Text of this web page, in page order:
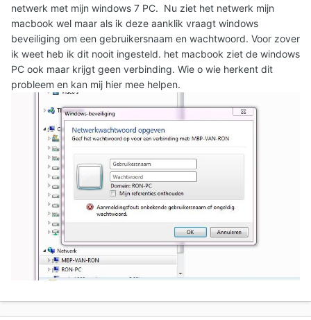
netwerk met mijn windows 7 PC. Nu ziet het netwerk mijn
macbook wel maar als ik deze aanklik vraagt windows
beveiliging om een gebruikersnaam en wachtwoord. Voor zover
ik weet heb ik dit nooit ingesteld. het macbook ziet de windows
PC ook maar krijgt geen verbinding. Wie o wie herkent dit
probleem en kan mij hier mee helpen.